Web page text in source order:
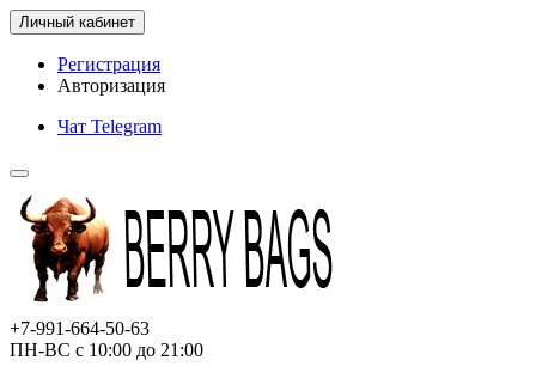
Личный кабинет
Регистрация
Авторизация
Чат Telegram
+7-991-664-50-63
ПН-ВС с 10:00 до 21:00